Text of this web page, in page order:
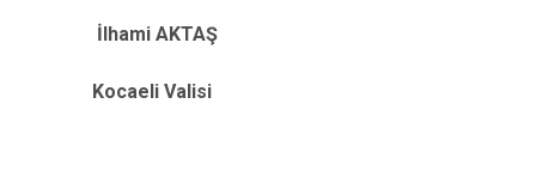
İlhami AKTAŞ
Kocaeli Valisi